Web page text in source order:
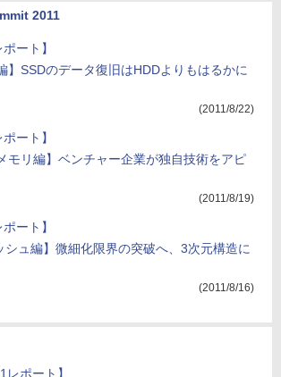
2011
ート】
】SSDのデータ復旧はHDDよりもはるかに
(2011/8/22)
ート】
モリ編】ベンチャー企業が独自技術をアピ
(2011/8/19)
ート】
シュ編】微細化限界の突破へ、3次元構造に
(2011/8/16)
レポート】